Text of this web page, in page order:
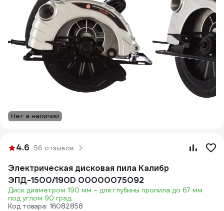
Нет в наличии
4.6 56 отзывов
Электрическая дисковая пила Калибр
ЭПД-1500/190D 00000075092
Диск диаметром 190 мм – для глубины пропила до 67 мм
под углом 90 град.
Код товара: 16082858